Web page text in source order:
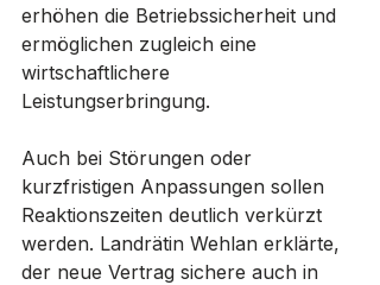
erhöhen die Betriebssicherheit und
ermöglichen zugleich eine
wirtschaftlichere
Leistungserbringung.
Auch bei Störungen oder
kurzfristigen Anpassungen sollen
Reaktionszeiten deutlich verkürzt
werden. Landrätin Wehlan erklärte,
der neue Vertrag sichere auch in